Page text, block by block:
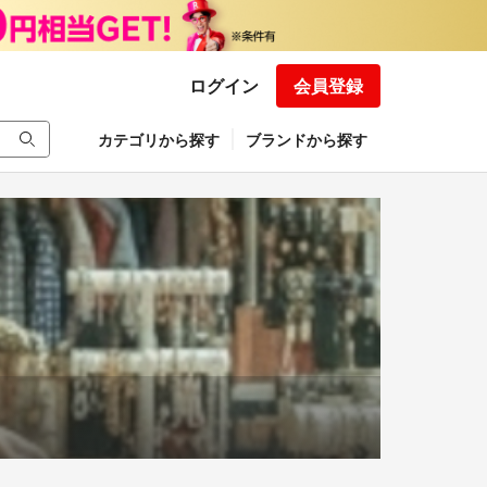
ログイン 会員登録
カテゴリから探す ブランドから探す